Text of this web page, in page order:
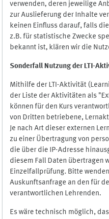
verwenden, deren jeweilige
zur Auslieferung der Inhalte
keinen Einfluss darauf, falls
z.B. für statistische Zwecke
bekannt ist, klären wir die
Sonderfall Nutzung der LTI-
Mithilfe der LTI-Aktivität
der Liste der Aktivitäten als
können für den Kurs
von Dritten betriebene,
Je nach Art dieser externen
zu einer Übertragung von
die über die IP-Adresse
diesem Fall Daten übertragen
Einzelfallprüfung. Bitte
Auskunftsanfrage an den für
verantwortlichen Lehrenden.
Es wäre technisch möglich,